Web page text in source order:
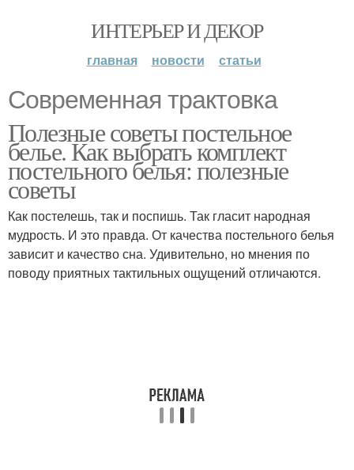
ИНТЕРЬЕР И ДЕКОР
главная новости статьи
Современная трактовка
Полезные советы постельное
белье. Как выбрать комплект
постельного белья: полезные
советы
Как постелешь, так и поспишь. Так гласит народная
мудрость. И это правда. От качества постельного белья
зависит и качество сна. Удивительно, но мнения по
поводу приятных тактильных ощущений отличаются.